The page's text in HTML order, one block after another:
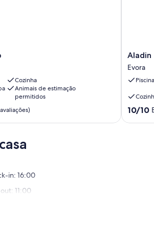
Cozinha
Animais de estimação
permitidos
Aladin
Comfort
Country
House
Aladin
Evora
Piscina
10/10
in: 16:00
11:00